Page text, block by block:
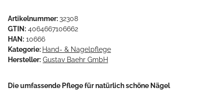
Artikelnummer:32308
GTIN: 4064667106662
HAN: 10666
Kategorie: Hand- & Nagelpflege
Hersteller: Gustav Baehr GmbH
Die umfassende Pflege für natürlich schöne Nägel